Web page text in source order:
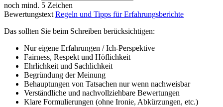
noch mind. 5 Zeichen
Bewertungstext Regeln und Tipps für Erfahrungsberichte
Das sollten Sie beim Schreiben berücksichtigen:
Nur eigene Erfahrungen / Ich-Perspektive
Fairness, Respekt und Höflichkeit
Ehrlichkeit und Sachlichkeit
Begründung der Meinung
Behauptungen von Tatsachen nur wenn nachweisbar
Verständliche und nachvollziehbare Bewertungen
Klare Formulierungen (ohne Ironie, Abkürzungen, etc.)